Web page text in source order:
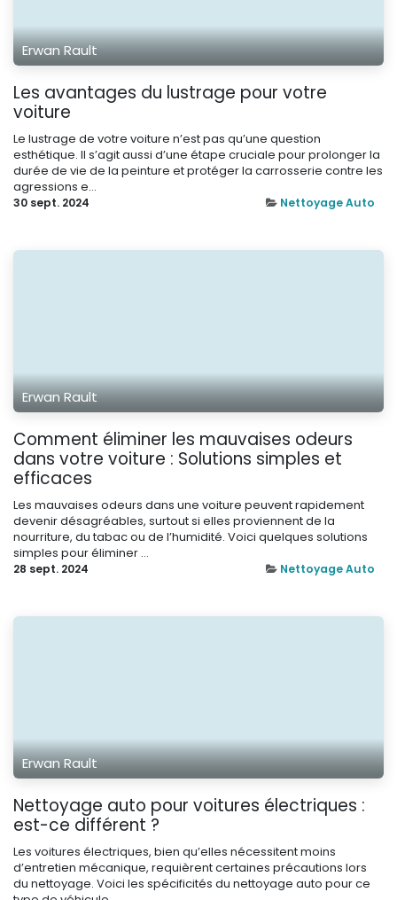
Erwan Rault
Les avantages du lustrage pour votre
voiture
Le lustrage de votre voiture n’est pas qu’une question
esthétique. Il s’agit aussi d’une étape cruciale pour prolonger la
durée de vie de la peinture et protéger la carrosserie contre les
agressions e...
30 sept. 2024 Nettoyage Auto
Erwan Rault
Comment éliminer les mauvaises odeurs
dans votre voiture : Solutions simples et
efficaces
Les mauvaises odeurs dans une voiture peuvent rapidement
devenir désagréables, surtout si elles proviennent de la
nourriture, du tabac ou de l’humidité. Voici quelques solutions
simples pour éliminer ...
28 sept. 2024 Nettoyage Auto
Erwan Rault
Nettoyage auto pour voitures électriques :
est-ce différent ?
Les voitures électriques, bien qu’elles nécessitent moins
d’entretien mécanique, requièrent certaines précautions lors
du nettoyage. Voici les spécificités du nettoyage auto pour ce